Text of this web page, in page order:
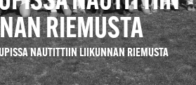
RIEMUSTA
NAUTITTIIN LIIKUNNAN RIEMUSTA